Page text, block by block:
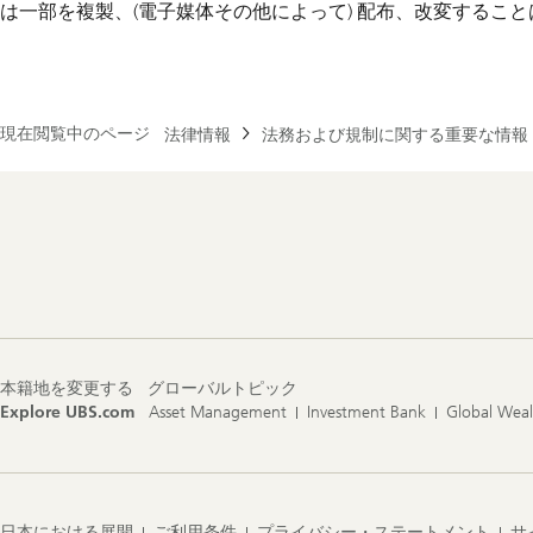
は一部を複製、(電子媒体その他によって) 配布、改変するこ
現在閲覧中のページ 法律情報 法務および規制に関する重要な情報
本籍地を変更する
グローバルトピック
Explore UBS.com
Asset Management Investment Bank Global